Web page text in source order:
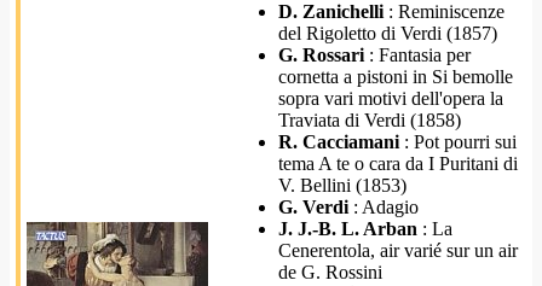
D. Zanichelli : Reminiscenze
del Rigoletto di Verdi (1857)
G. Rossari : Fantasia per
cornetta a pistoni in Si bemolle
sopra vari motivi dell'opera la
Traviata di Verdi (1858)
R. Cacciamani : Pot pourri sui
tema A te o cara da I Puritani di
V. Bellini (1853)
G. Verdi : Adagio
J. J.-B. L. Arban : La
Cenerentola, air varié sur un air
de G. Rossini